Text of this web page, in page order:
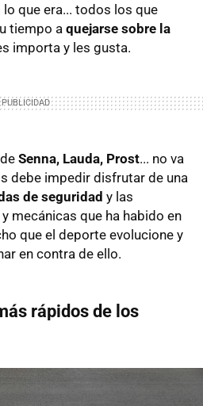
que era... todos los que
tiempo aquejarse sobre la
importa y les gusta.
Senna, Lauda, Prost... no va
debe impedir disfrutar de una
de seguridad y las
y mecánicas que ha habido en
que el deporte evolucione y
en contra de ello.
rápidos de los